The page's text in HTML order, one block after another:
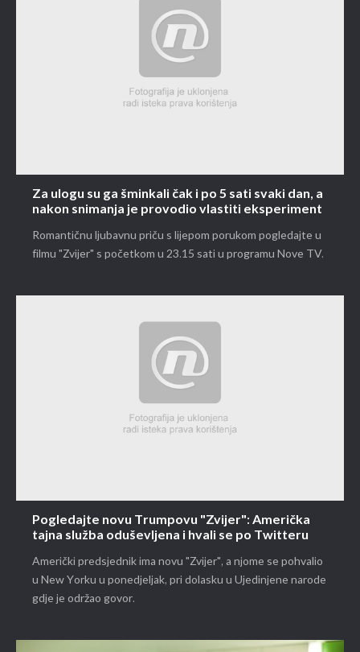
Za ulogu su ga šminkali čak i po 5 sati svaki dan, a
nakon snimanja je provodio vlastiti eksperiment
Romantičnu ljubavnu priču s lijepom porukom pogledajte u
filmu "Zvijer" s početkom u 23.15 sati u programu Nove TV.
Pogledajte novu Trumpovu "Zvijer": Američka
tajna služba oduševljena i hvali se po Twitteru
Američki predsjednik ima novu "Zvijer", a njome se pohvalio
u New Yorku u ponedjeljak, pri dolasku u Ujedinjene narode
gdje je održao govor.